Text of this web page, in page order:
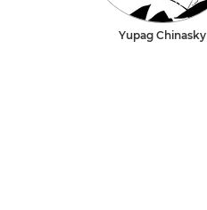
Yupag Chinasky